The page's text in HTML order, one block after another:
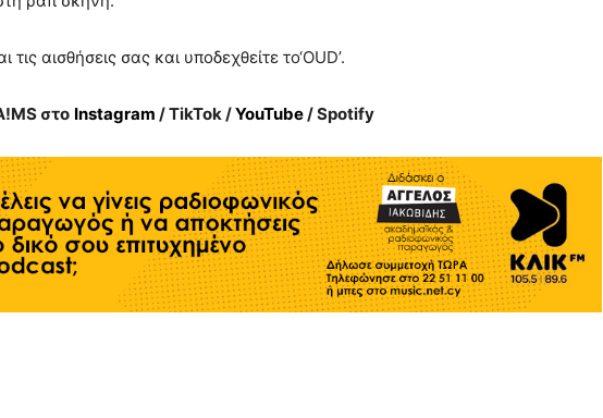
τις αισθήσεις σας και υποδεχθείτε το‘OUD’.
στο Instagram / TikTok /YouTube / Spotify